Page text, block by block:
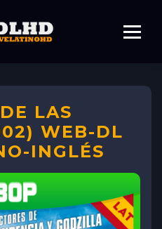
LAS
WEB-DL
INGLÉS